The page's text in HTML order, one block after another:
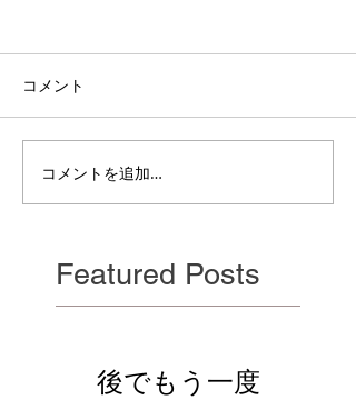
コメント
コメントを追加…
Featured Posts
後でもう一度